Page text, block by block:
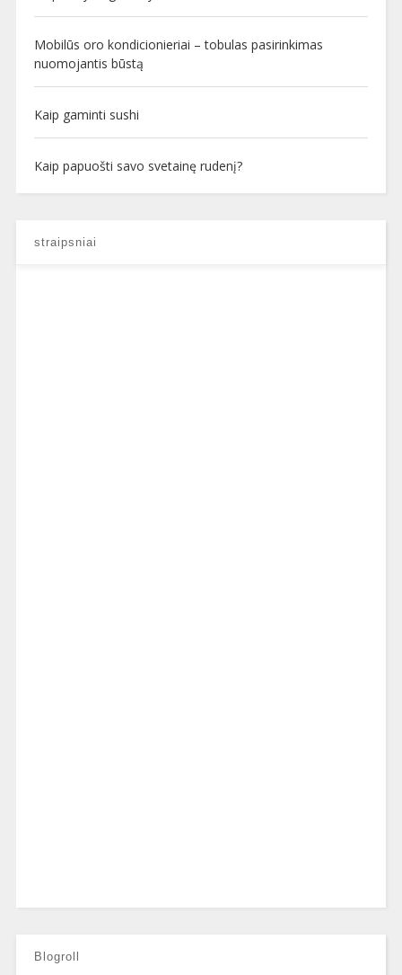
Mobilūs oro kondicionieriai – tobulas pasirinkimas
nuomojantis būstą
Kaip gaminti sushi
Kaip papuošti savo svetainę rudenį?
straipsniai
Blogroll